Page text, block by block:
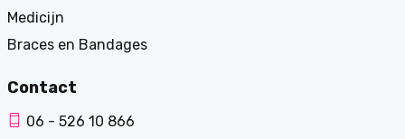
Medicijn
Braces en Bandages
Contact
06 - 526 10 866